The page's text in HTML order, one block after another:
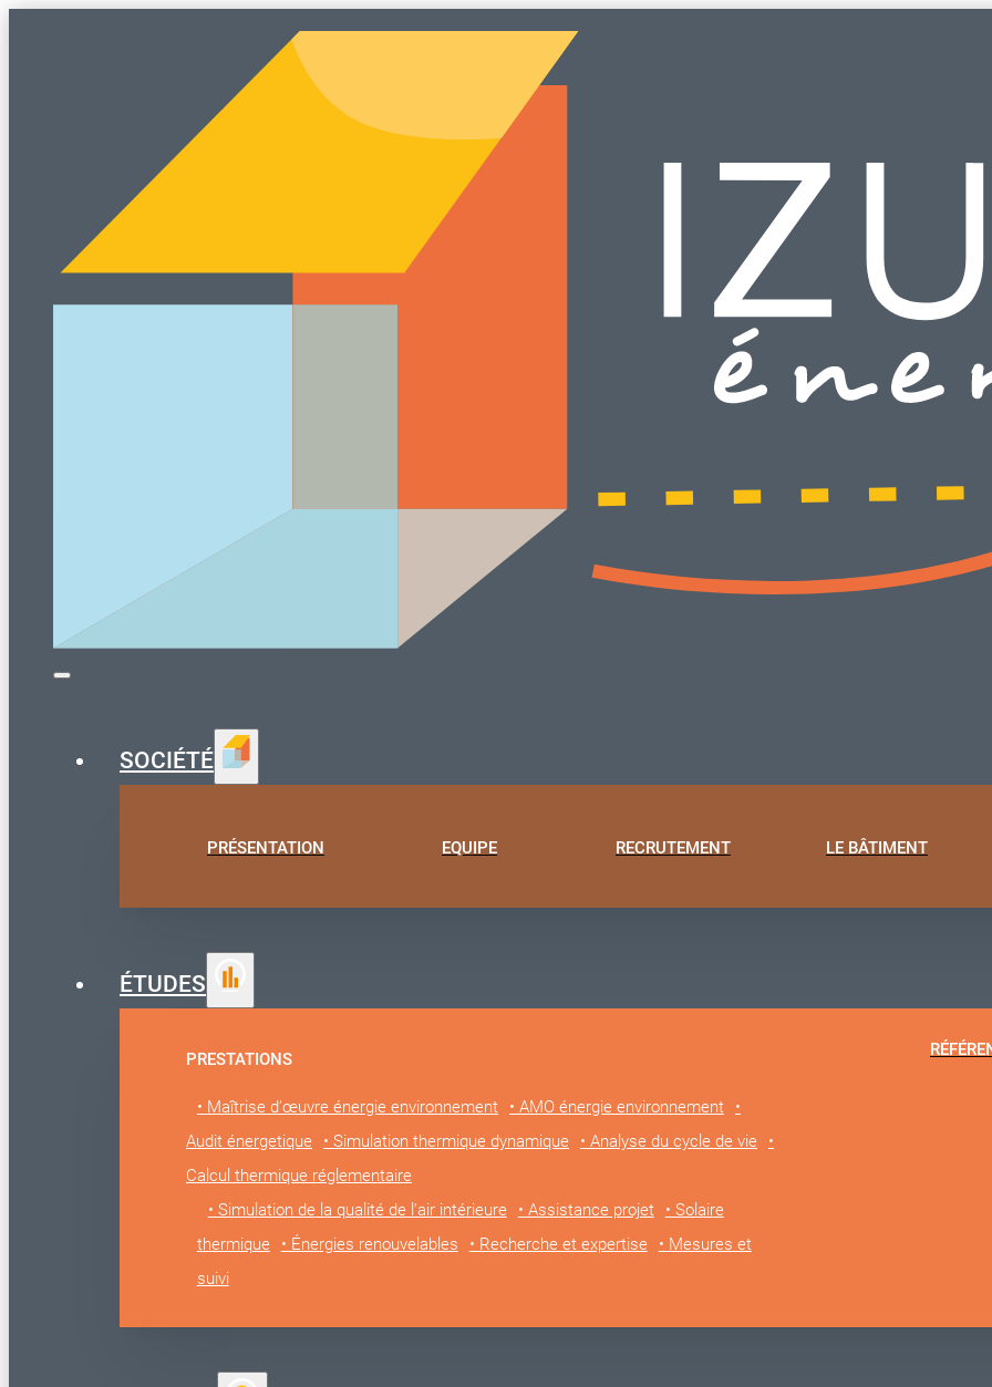
SOCIÉTÉ
PRÉSENTATION EQUIPE RECRUTEMENT LE BÂTIMENT
ÉTUDES
PRESTATIONS
• Maîtrise d’œuvre énergie environnement • AMO énergie environnement
•
Audit énergetique
• Simulation thermique dynamique • Analyse du cycle de vie
•
Calcul thermique réglementaire
• Simulation de la qualité de l’air intérieure
• Assistance projet
• Solaire
thermique
• Énergies renouvelables • Recherche et expertise
• Mesures et
suivi